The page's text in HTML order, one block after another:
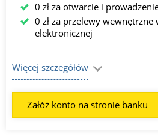
0 zł za otwarcie i
0 zł za przelewy wewnętrzne
elektronicznej
Więcej szczegółów
Załóż konto na stronie banku